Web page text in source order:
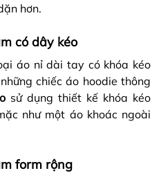
hơn.
có dây kéo
áo nỉ dài tay có khóa kéo
chiếc áo hoodie thông
sử dụng thiết kế khóa kéo
như một áo khoác ngoài
form rộng